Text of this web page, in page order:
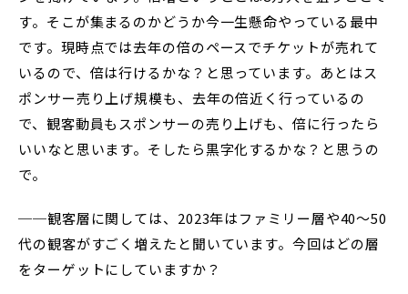
す。そこが集まるのかどうか今一生懸命やっている最中
です。現時点では去年の倍のペースでチケットが売れて
いるので、倍は行けるかな？と思っています。あとはス
ポンサー売り上げ規模も、去年の倍近く行っているの
で、観客動員もスポンサーの売り上げも、倍に行ったら
いいなと思います。そしたら黒字化するかな？と思うの
で。
──観客層に関しては、2023年はファミリー層や40～50
代の観客がすごく増えたと聞いています。今回はどの層
をターゲットにしていますか？